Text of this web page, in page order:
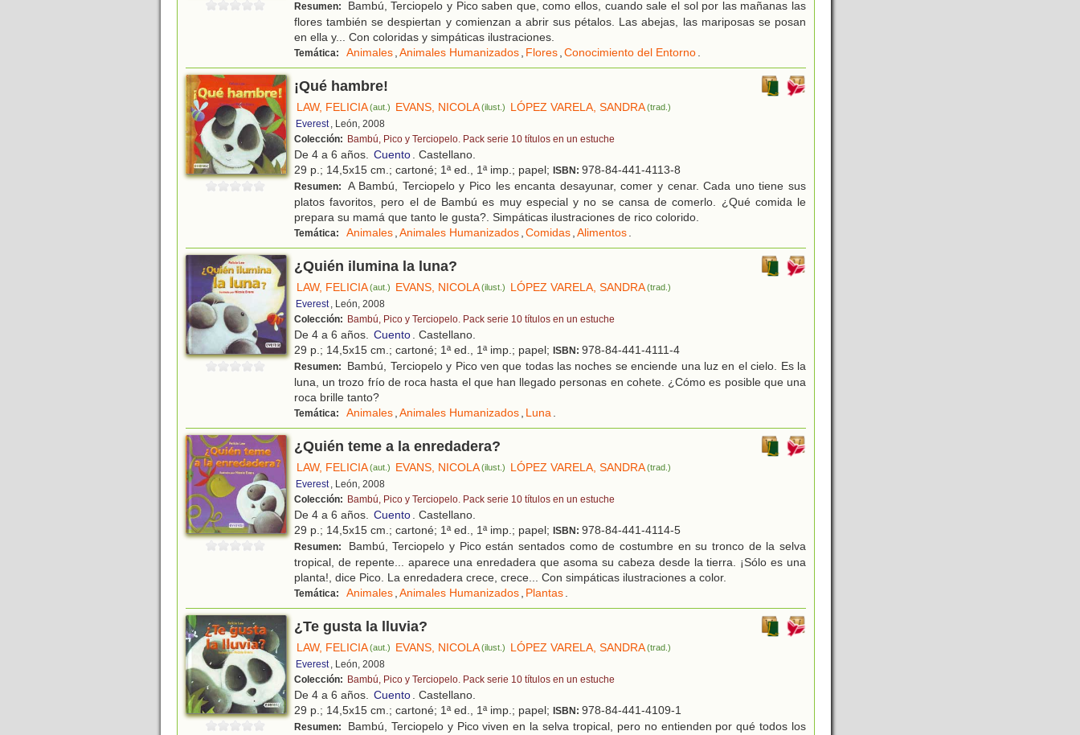
Resumen:
Bambú, Terciopelo y Pico saben que, como ellos, cuando sale el sol por las mañanas las
flores también se despiertan y comienzan a abrir sus pétalos. Las abejas, las mariposas se posan
en ella y... Con coloridas y simpáticas ilustraciones.
Temática: Animales,Animales Humanizados, Flores,Conocimiento del Entorno.
¡Qué hambre!
LAW, FELICIA(aut.) EVANS, NICOLA(ilust.) LÓPEZ VARELA, SANDRA(trad.)
Everest , León, 2008
Colección: Bambú, Pico y Terciopelo. Pack serie 10 títulos en un estuche
De 4 a 6 años. Cuento. Castellano.
29 p.; 14,5x15 cm.; cartoné; 1ª ed., 1ª imp.; papel; ISBN: 978-84-441-4113-8
Resumen:
A Bambú, Terciopelo y Pico les encanta desayunar, comer y cenar. Cada uno tiene sus
platos favoritos, pero el de Bambú es muy especial y no se cansa de comerlo. ¿Qué comida le
prepara su mamá que tanto le gusta?. Simpáticas ilustraciones de rico colorido.
Temática: Animales,Animales Humanizados,Comidas,Alimentos.
¿Quién ilumina la luna?
LAW, FELICIA(aut.) EVANS, NICOLA(ilust.) LÓPEZ VARELA, SANDRA(trad.)
Everest , León, 2008
Colección: Bambú, Pico y Terciopelo. Pack serie 10 títulos en un estuche
De 4 a 6 años. Cuento. Castellano.
29 p.; 14,5x15 cm.; cartoné; 1ª ed., 1ª imp.; papel; ISBN: 978-84-441-4111-4
Resumen:
Bambú, Terciopelo y Pico ven que todas las noches se enciende una luz en el cielo. Es la
luna, un trozo frío de roca hasta el que han llegado personas en cohete. ¿Cómo es posible que una
roca brille tanto?
Temática: Animales,Animales Humanizados, Luna.
¿Quién teme a la enredadera?
LAW, FELICIA(aut.) EVANS, NICOLA(ilust.) LÓPEZ VARELA, SANDRA(trad.)
Everest , León, 2008
Colección: Bambú, Pico y Terciopelo. Pack serie 10 títulos en un estuche
De 4 a 6 años. Cuento. Castellano.
29 p.; 14,5x15 cm.; cartoné; 1ª ed., 1ª imp.; papel; ISBN: 978-84-441-4114-5
Resumen:
Bambú, Terciopelo y Pico están sentados como de costumbre en su tronco de la selva
tropical, de repente... aparece una enredadera que asoma su cabeza desde la tierra. ¡Sólo es una
planta!, dice Pico. La enredadera crece, crece... Con simpáticas ilustraciones a color.
Temática: Animales,Animales Humanizados, Plantas.
¿Te gusta la lluvia?
LAW, FELICIA(aut.) EVANS, NICOLA(ilust.) LÓPEZ VARELA, SANDRA(trad.)
Everest , León, 2008
Colección: Bambú, Pico y Terciopelo. Pack serie 10 títulos en un estuche
De 4 a 6 años. Cuento. Castellano.
29 p.; 14,5x15 cm.; cartoné; 1ª ed., 1ª imp.; papel; ISBN: 978-84-441-4109-1
Resumen:
Bambú, Terciopelo y Pico viven en la selva tropical, pero no entienden por qué todos los